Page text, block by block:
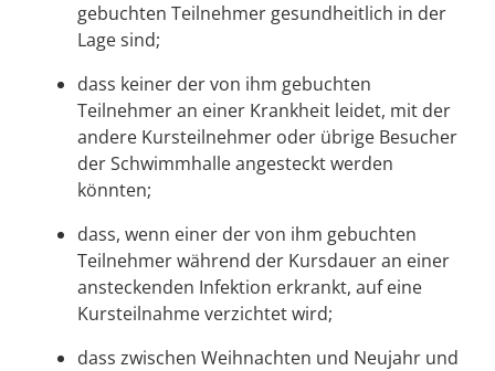
gebuchten Teilnehmer gesundheitlich in der
Lage sind;
dass keiner der von ihm gebuchten
Teilnehmer an einer Krankheit leidet, mit der
andere Kursteilnehmer oder übrige Besucher
der Schwimmhalle angesteckt werden
könnten;
dass, wenn einer der von ihm gebuchten
Teilnehmer während der Kursdauer an einer
ansteckenden Infektion erkrankt, auf eine
Kursteilnahme verzichtet wird;
dass zwischen Weihnachten und Neujahr und